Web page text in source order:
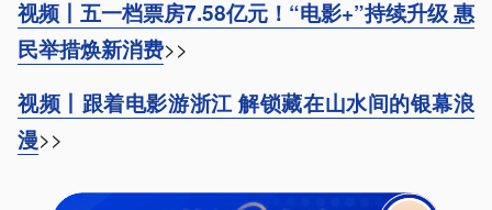
视频丨五一档票房7.58亿元！“电影+”持续升级 惠
民举措焕新消费>>
视频丨跟着电影游浙江 解锁藏在山水间的银幕浪
漫>>